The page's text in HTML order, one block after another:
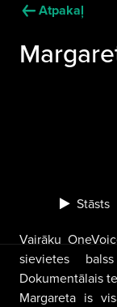
Atpakaļ
Stāsts
Vairāku
sievietes
Dokumentālais
Margareta is